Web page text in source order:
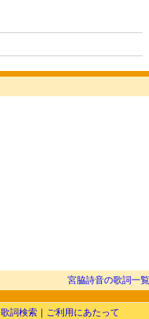
宮脇詩音の歌詞一覧
歌詞検索 ｜ ご利用にあたって